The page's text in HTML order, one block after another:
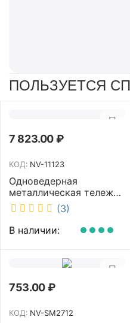
ПОЛЬЗУЕТСЯ
7 823.00₽
КОД: NV-11123
Одноведерная
металлическая тележка
с отжимом и корзинкой
под химию NV 23 л NV-
11123
(3)
В наличии:
753.00₽
КОД: NV-SM2712